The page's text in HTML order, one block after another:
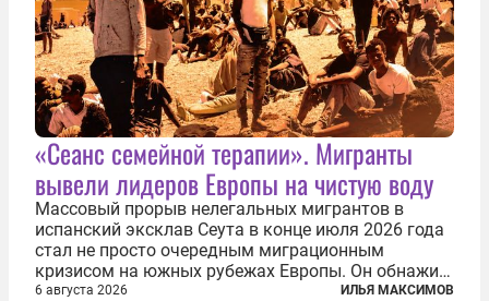
«Сеанс семейной терапии». Мигранты
вывели лидеров Европы на чистую воду
Массовый прорыв нелегальных мигрантов в
испанский эксклав Сеута в конце июля 2026 года
стал не просто очередным миграционным
кризисом на южных рубежах Европы. Он обнажил
фундаментальный раскол внутри Евросоюза,
6 августа 2026 ИЛЬЯ МАКСИМОВ